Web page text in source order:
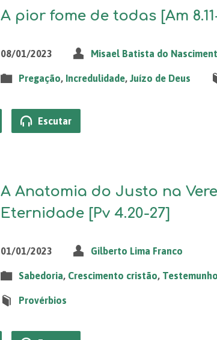
A pior fome de todas [Am
08/01/2023 Misael Batista do
Pregação, Incredulidade,Juízo de Deus
Escutar
A Anatomia do Justo na
Eternidade [Pv 4.20-27]
01/01/2023 Gilberto Lima Franco
Sabedoria, Crescimento cristão, Testemunho
Provérbios